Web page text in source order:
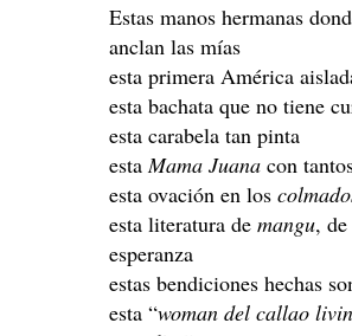
Estas manos hermanas
anclan las mías
esta primera América
esta bachata que no tiene
esta carabela tan pinta
esta Mama Juana con
esta ovación en los
esta literatura de mangu,
esperanza
estas bendiciones hechas
esta “woman del callao